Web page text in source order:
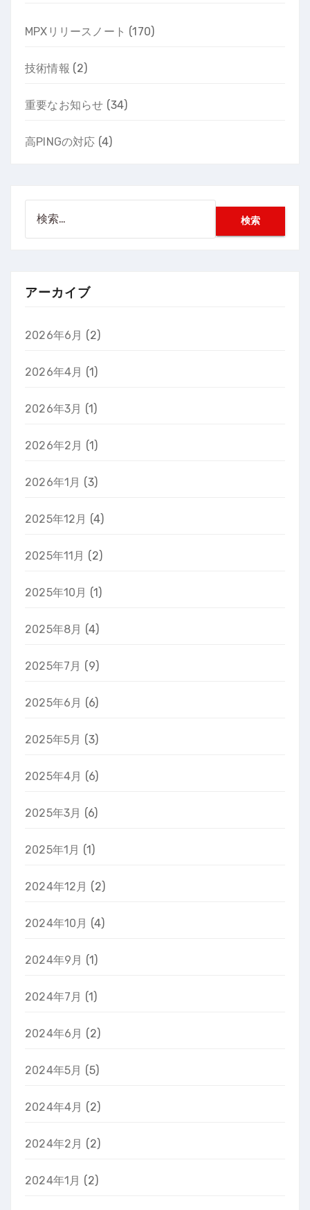
MPXリリースノート (170)
技術情報 (2)
重要なお知らせ (34)
高PINGの対応 (4)
アーカイブ
2026年6月 (2)
2026年4月 (1)
2026年3月 (1)
2026年2月 (1)
2026年1月 (3)
2025年12月 (4)
2025年11月 (2)
2025年10月 (1)
2025年8月 (4)
2025年7月 (9)
2025年6月 (6)
2025年5月 (3)
2025年4月 (6)
2025年3月 (6)
2025年1月 (1)
2024年12月 (2)
2024年10月 (4)
2024年9月 (1)
2024年7月 (1)
2024年6月 (2)
2024年5月 (5)
2024年4月 (2)
2024年2月 (2)
2024年1月 (2)